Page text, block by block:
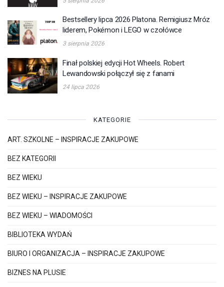
Bestsellery lipca 2026 Platona. Remigiusz Mróz
liderem, Pokémon i LEGO w czołówce
3 sierpnia 2026
Finał polskiej edycji Hot Wheels. Robert
Lewandowski połączył się z fanami
24 lipca 2026
KATEGORIE
ART. SZKOLNE – INSPIRACJE ZAKUPOWE
BEZ KATEGORII
BEZ WIEKU
BEZ WIEKU – INSPIRACJE ZAKUPOWE
BEZ WIEKU – WIADOMOŚCI
BIBLIOTEKA WYDAŃ
BIURO I ORGANIZACJA – INSPIRACJE ZAKUPOWE
BIZNES NA PLUSIE